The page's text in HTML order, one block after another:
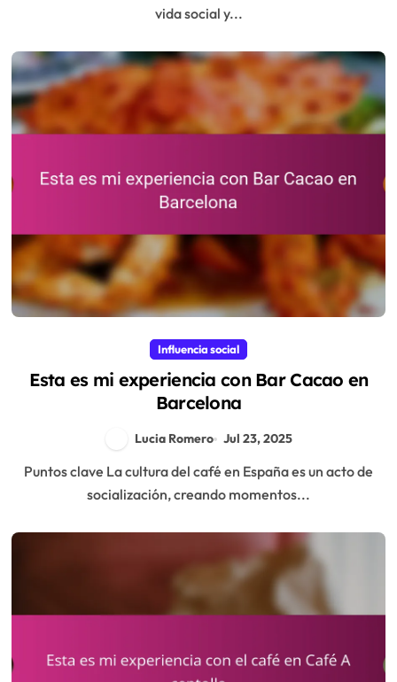
vida social y...
Influencia social
Esta es mi experiencia con Bar Cacao en
Barcelona
Lucia Romero Jul 23, 2025
Puntos clave La cultura del café en España es un acto de
socialización, creando momentos...